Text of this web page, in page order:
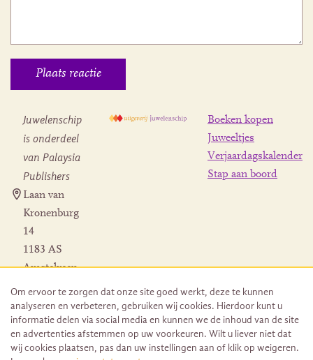
Juwelenschip
is onderdeel
van Palaysia
Publishers
Laan van
Kronenburg
14
1183 AS
Amstelveen
Herroeping
bestelling
Boeken kopen
Juweeltjes
Verjaardagskalender
Stap aan boord
Om ervoor te zorgen dat onze site goed werkt, deze te kunnen
analyseren en verbeteren, gebruiken wij cookies. Hierdoor kunt u
informatie delen via social media en kunnen we de inhoud van de site
en advertenties afstemmen op uw voorkeuren. Wilt u liever niet dat
wij cookies plaatsen, pas dan uw instellingen aan of klik op weigeren.